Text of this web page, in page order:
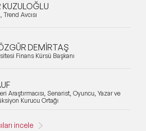
Trend Avcısı
DEMİRTAŞ
Finans Kürsü Başkanı
Araştırmacısı, Senarist, Oyuncu, Yazar ve
Kurucu Ortağı
incele